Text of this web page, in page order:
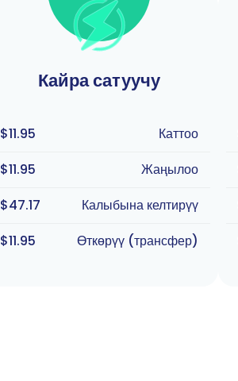
Кайра сатуучу
$11.95
Каттоо
$11.95
Жаңылоо
$47.17
Калыбына келтирүү
$11.95
Өткөрүү (трансфер)